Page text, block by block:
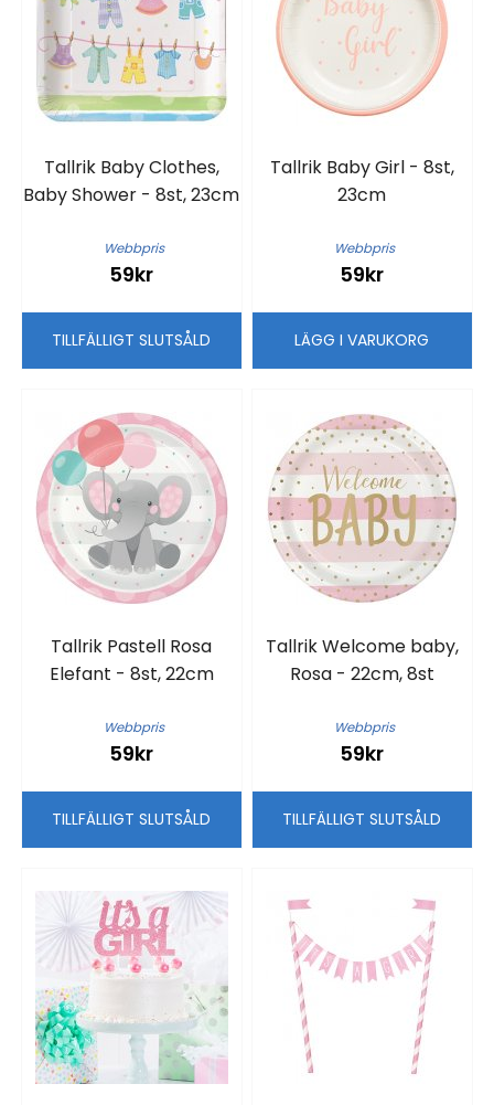
Tallrik Baby Clothes,
Baby Shower - 8st, 23cm
Webbpris
59kr
TILLFÄLLIGT SLUTSÅLD
Tallrik Baby Girl - 8st,
23cm
Webbpris
59kr
LÄGG I VARUKORG
Tallrik Pastell Rosa
Elefant - 8st, 22cm
Webbpris
59kr
TILLFÄLLIGT SLUTSÅLD
Tallrik Welcome baby,
Rosa - 22cm, 8st
Webbpris
59kr
TILLFÄLLIGT SLUTSÅLD